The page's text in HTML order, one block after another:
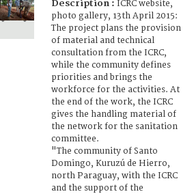
Description : ICRC website,
photo gallery, 13th April 2015:
The project plans the provision
of material and technical
consultation from the ICRC,
while the community defines
priorities and brings the
workforce for the activities. At
the end of the work, the ICRC
gives the handling material of
the network for the sanitation
committee.
"The community of Santo
Domingo, Kuruzú de Hierro,
north Paraguay, with the ICRC
and the support of the